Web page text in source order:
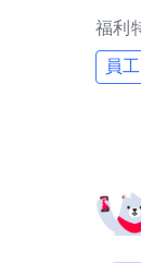
福利
員